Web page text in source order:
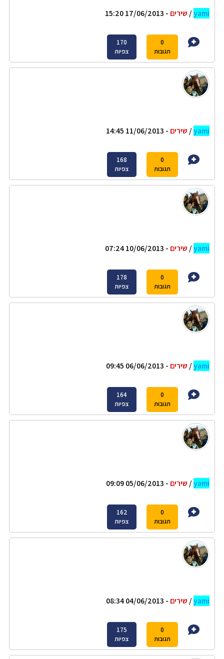
yami
/ שירים - 17/06/2013 15:20
0
תגובות
170
צפיות
yami
/ שירים - 11/06/2013 14:45
0
תגובות
168
צפיות
yami
/ שירים - 10/06/2013 07:24
0
תגובות
178
צפיות
yami
/ שירים - 06/06/2013 09:45
0
תגובות
164
צפיות
yami
/ שירים - 05/06/2013 09:09
0
תגובות
162
צפיות
yami
/ שירים - 04/06/2013 08:34
0
תגובות
175
צפיות